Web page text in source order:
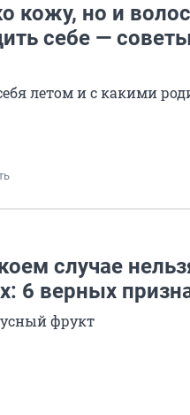
кожу, но и
себе —
летом и с какими
случае
6 верных
фрукт